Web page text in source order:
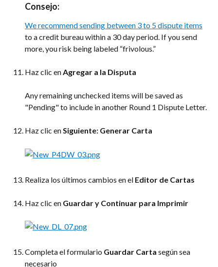
Consejo:
We recommend sending between 3 to 5 dispute items
to a credit bureau within a 30 day period. If you send
more, you risk being labeled “frivolous.”
Haz clic en Agregar a la Disputa
Any remaining unchecked items will be saved as
"Pending" to include in another Round 1 Dispute Letter.
Haz clic en Siguiente: Generar Carta
Realiza los últimos cambios en el Editor de Cartas
Haz clic en Guardar y Continuar para Imprimir
Completa el formulario Guardar Carta según sea
necesario